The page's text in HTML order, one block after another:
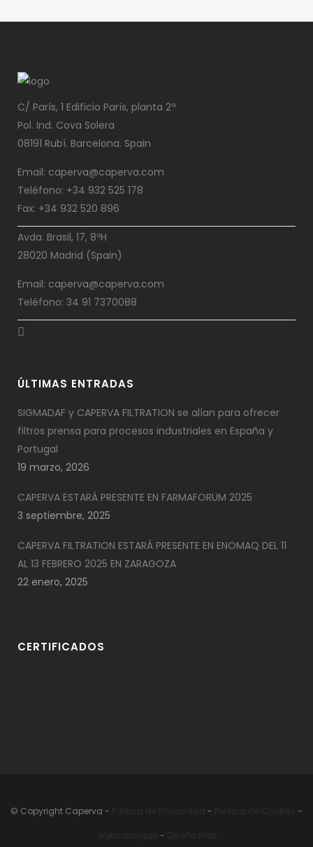
C/ París, 1 Edificio París, planta 2ª
Pol. Ind. Cova Solera
08191 Rubí. Barcelona. Spain
Email: caperva@caperva.com
Teléfono: +34 932 525 178
Fax: +34 932 520 896
Avda. Brasil, 17, 8ºH
28020 Madrid (Spain)
Email: caperva@caperva.com
Teléfono: 34 91 7370088
ÚLTIMAS ENTRADAS
SIGMADAF y CAPERVA FILTRATION se alían para ofrecer
filtros prensa para procesos industriales en España y
Portugal
19 marzo, 2026
CAPERVA ESTARÁ PRESENTE EN FARMAFORUM 2025
3 septiembre, 2025
CAPERVA FILTRATION ESTARÁ PRESENTE EN ENOMAQ DEL 11
AL 13 FEBRERO 2025 EN ZARAGOZA
22 enero, 2025
CERTIFICADOS
© Copyright Caperva - - -
-